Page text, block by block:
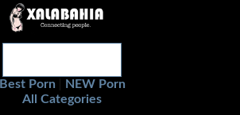
Best Porn
NEW Porn
All Categories